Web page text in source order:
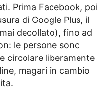
Prima Facebook, poi
di Google Plus, il
decollato), fino ad
le persone sono
circolare liberamente
magari in cambio